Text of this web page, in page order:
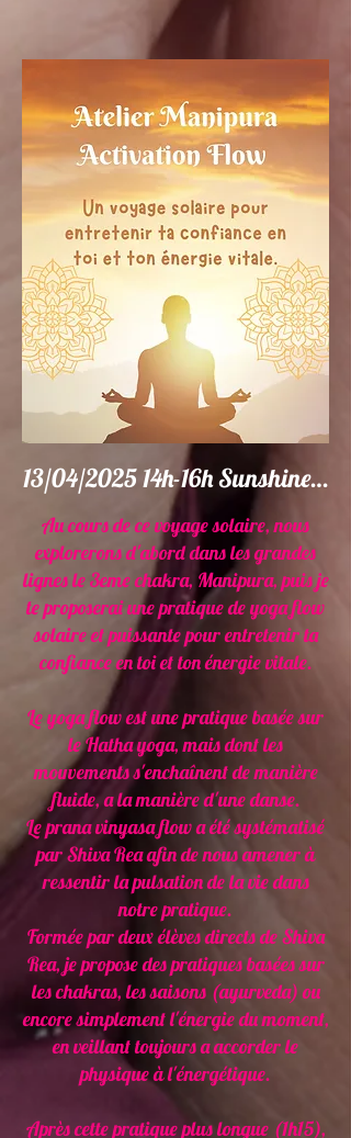
13/04/2025 14h-16h Sunshine Yoga
Au cours de ce voyage solaire, nous
explorerons d'abord dans les grandes
lignes le 3eme chakra, Manipura, puis je
te proposerai une pratique de yoga flow
solaire et puissante pour entretenir ta
confiance en toi et ton énergie vitale.
Le yoga flow est une pratique basée sur
le Hatha yoga, mais dont les
mouvements s'enchaînent de manière
fluide, a la manière d'une danse.
Le prana vinyasa flow a été systématisé
par Shiva Rea afin de nous amener à
ressentir la pulsation de la vie dans
notre pratique.
Formée par deux élèves directs de Shiva
Rea, je propose des pratiques basées sur
les chakras, les saisons (ayurveda) ou
encore simplement l'énergie du moment,
en veillant toujours a accorder le
physique à l'énergétique.
Après cette pratique plus longue (1h15),